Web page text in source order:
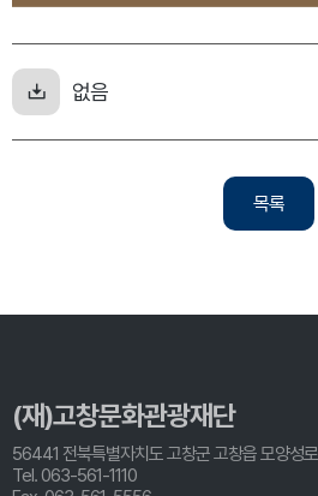
없음
목록
(재)고창문화관광재단
56441 전북특별자치도 고창군 고창읍 모양성
Tel. 063-561-1110